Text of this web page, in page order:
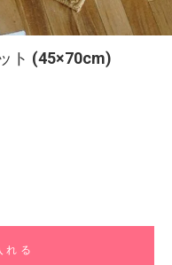
ト (45×70cm)
れる